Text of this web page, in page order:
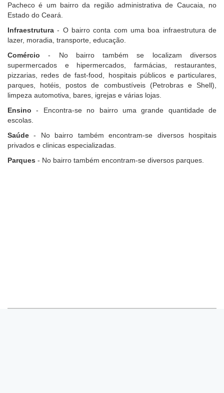
Pacheco é um bairro da região administrativa de Caucaia, no
Estado do Ceará.
Infraestrutura - O bairro conta com uma boa infraestrutura de
lazer, moradia, transporte, educação.
Comércio - No bairro também se localizam diversos
supermercados e hipermercados, farmácias, restaurantes,
pizzarias, redes de fast-food, hospitais públicos e particulares,
parques, hotéis, postos de combustíveis (Petrobras e Shell),
limpeza automotiva, bares, igrejas e várias lojas.
Ensino - Encontra-se no bairro uma grande quantidade de
escolas.
Saúde - No bairro também encontram-se diversos hospitais
privados e clinicas especializadas.
Parques - No bairro também encontram-se diversos parques.